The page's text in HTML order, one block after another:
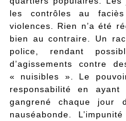
les contrôles au
violences. Rien n’a été
bien au contraire. Un
police, rendant
d’agissements contre
« nuisibles ». Le
responsabilité en
gangrené chaque jour
nauséabonde.